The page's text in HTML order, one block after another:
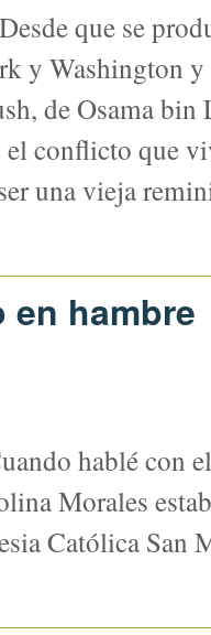
que se
y Washington
de Osama bin
conflicto que
una vieja
en hambre
hablé con
Morales
Católica San